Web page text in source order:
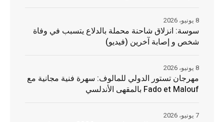
سوسة: انزلاق شاحنة محملة بالدلاع يتسبب في وفاة
شخص و إصابة آخرين (فيديو)
8 يونيو، 2026
مهرجان تستور الدولي للمالوف: سهرة فنية مجانية مع
Fado et Malouf بالمقهى الأندلسي
8 يونيو، 2026
7 يونيو، 2026